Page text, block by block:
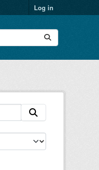
Log in